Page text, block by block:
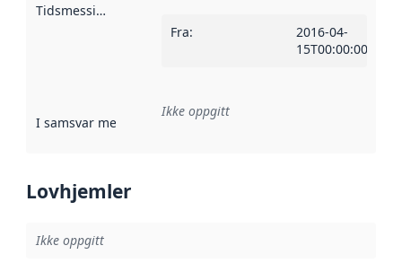
Tidsmessig avgrensning
Fra:
2016-04-
15T00:00:00Z
I samsvar med Referanse til en implementasjonsregel
Ikke oppgitt
Lovhjemler
Ikke oppgitt